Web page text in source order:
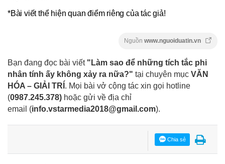
*Bài viết thể hiện quan điểm riêng của tác giả!
Nguồn www.nguoiduatin.vn
Bạn đang đọc bài viết "Làm sao để những tích tắc phi
nhân tính ấy không xảy ra nữa?" tại chuyên mục VĂN
HÓA – GIẢI TRÍ . Mọi bài vở cộng tác xin gọi hotline
(0987.245.378) hoặc gửi về địa chỉ
email (info.vstarmedia2018@gmail.com).
Chia sẻ